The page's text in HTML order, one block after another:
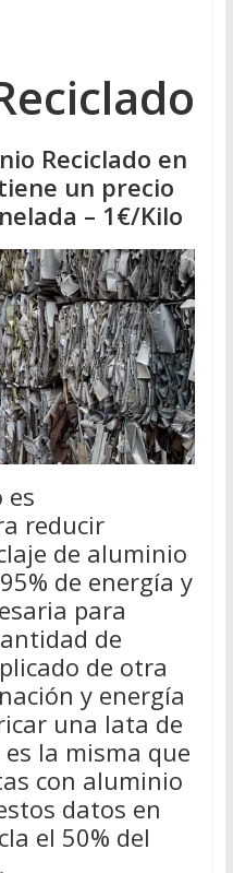
Reciclado en
un precio
– 1€/Kilo
es
reducir
de aluminio
de energía y
para
de
de otra
y energía
una lata de
la misma que
con aluminio
datos en
el 50% del